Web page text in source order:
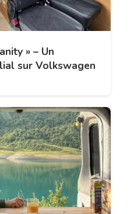
» – Un
sur Volkswagen